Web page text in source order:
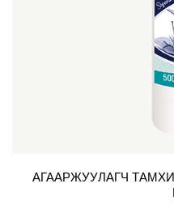
АГААРЖУУЛАГЧ